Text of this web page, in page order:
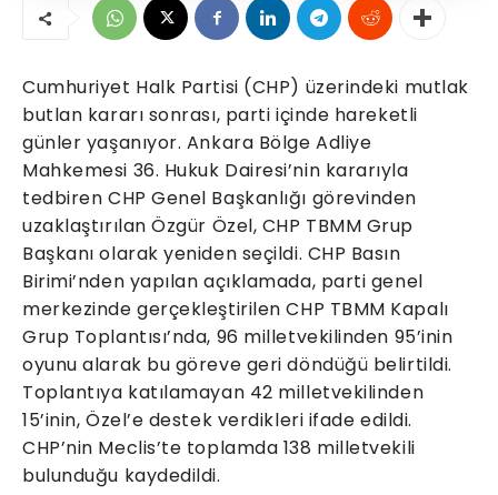
Cumhuriyet Halk Partisi (CHP) üzerindeki mutlak
butlan kararı sonrası, parti içinde hareketli
günler yaşanıyor. Ankara Bölge Adliye
Mahkemesi 36. Hukuk Dairesi’nin kararıyla
tedbiren CHP Genel Başkanlığı görevinden
uzaklaştırılan Özgür Özel, CHP TBMM Grup
Başkanı olarak yeniden seçildi. CHP Basın
Birimi’nden yapılan açıklamada, parti genel
merkezinde gerçekleştirilen CHP TBMM Kapalı
Grup Toplantısı’nda, 96 milletvekilinden 95’inin
oyunu alarak bu göreve geri döndüğü belirtildi.
Toplantıya katılamayan 42 milletvekilinden
15’inin, Özel’e destek verdikleri ifade edildi.
CHP’nin Meclis’te toplamda 138 milletvekili
bulunduğu kaydedildi.